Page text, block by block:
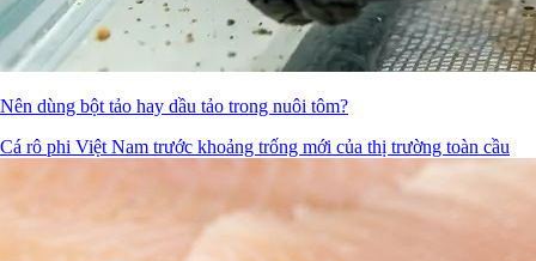
Nên dùng bột tảo hay dầu tảo trong nuôi tôm?
Cá rô phi Việt Nam trước khoảng trống mới của thị trường toàn cầu